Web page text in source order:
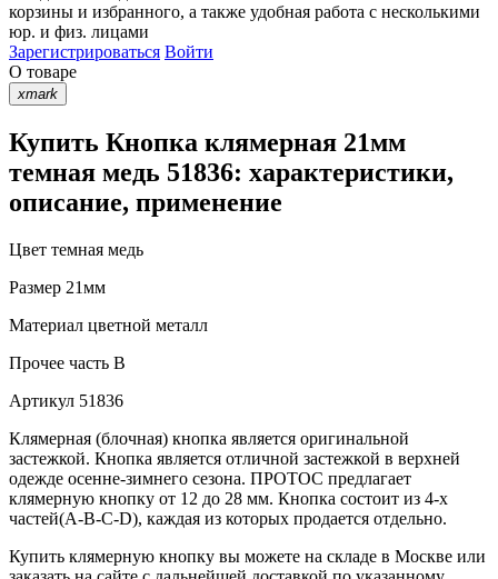
корзины и избранного, а также удобная работа с несколькими
юр. и физ. лицами
Зарегистрироваться Войти
О товаре
xmark
Купить Кнопка клямерная 21мм
темная медь 51836: характеристики,
описание, применение
Цвет темная медь
Размер 21мм
Материал цветной металл
Прочее часть B
Артикул 51836
Клямерная (блочная) кнопка является оригинальной
застежкой. Кнопка является отличной застежкой в верхней
одежде осенне-зимнего сезона. ПРОТОС предлагает
клямерную кнопку от 12 до 28 мм. Кнопка состоит из 4-х
частей(А-В-С-D), каждая из которых продается отдельно.
Купить клямерную кнопку вы можете на складе в Москве или